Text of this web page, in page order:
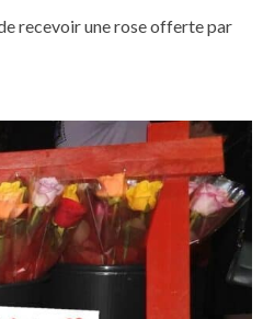
recevoir une rose offerte par